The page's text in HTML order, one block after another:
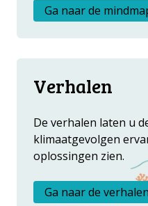
Ga naar de
Verhalen
De verhalen laten u
klimaatgevolgen
oplossingen zien.
Ga naar de verhalen